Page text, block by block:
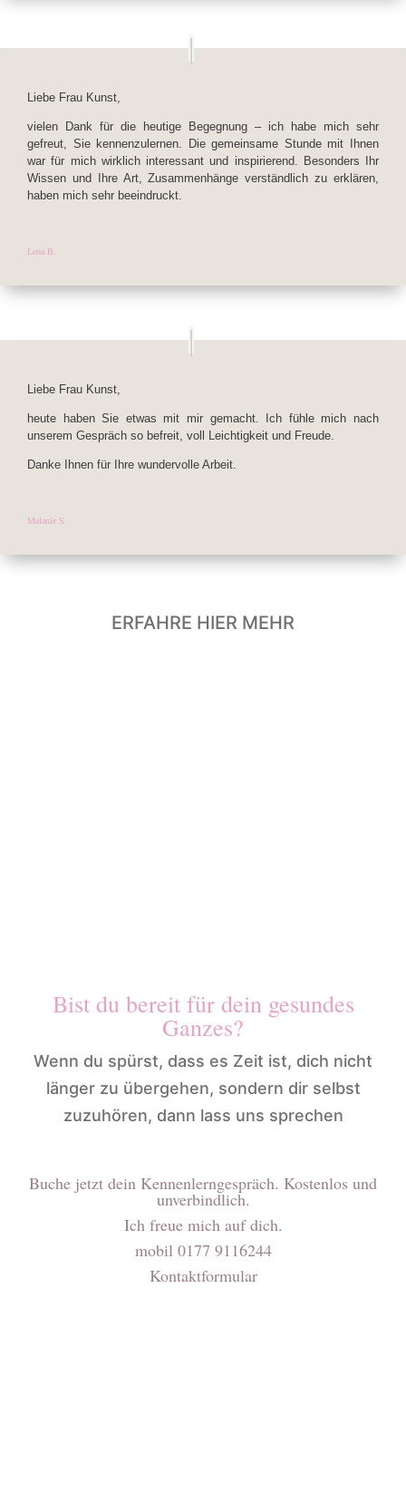
Liebe Frau Kunst,
vielen Dank für die heutige Begegnung – ich habe mich sehr
gefreut, Sie kennenzulernen. Die gemeinsame Stunde mit Ihnen
war für mich wirklich interessant und inspirierend. Besonders Ihr
Wissen und Ihre Art, Zusammenhänge verständlich zu erklären,
haben mich sehr beeindruckt.
Lena B.
Liebe Frau Kunst,
heute haben Sie etwas mit mir gemacht. Ich fühle mich nach
unserem Gespräch so befreit, voll Leichtigkeit und Freude.
Danke Ihnen für Ihre wundervolle Arbeit.
Melanie S.
ERFAHRE HIER MEHR
Bist du bereit für dein gesundes
Ganzes?
Wenn du spürst, dass es Zeit ist, dich nicht
länger zu übergehen, sondern dir selbst
zuzuhören, dann lass uns sprechen
Buche jetzt dein Kennenlerngespräch. Kostenlos und
unverbindlich.
Ich freue mich auf dich.
mobil 0177 9116244
Kontaktformular